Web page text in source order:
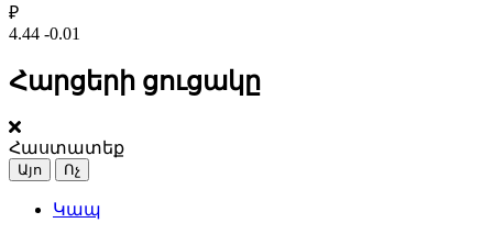
₽
4.44 -0.01
Հարցերի ցուցակը
Հաստատեք
Այո Ոչ
Կապ